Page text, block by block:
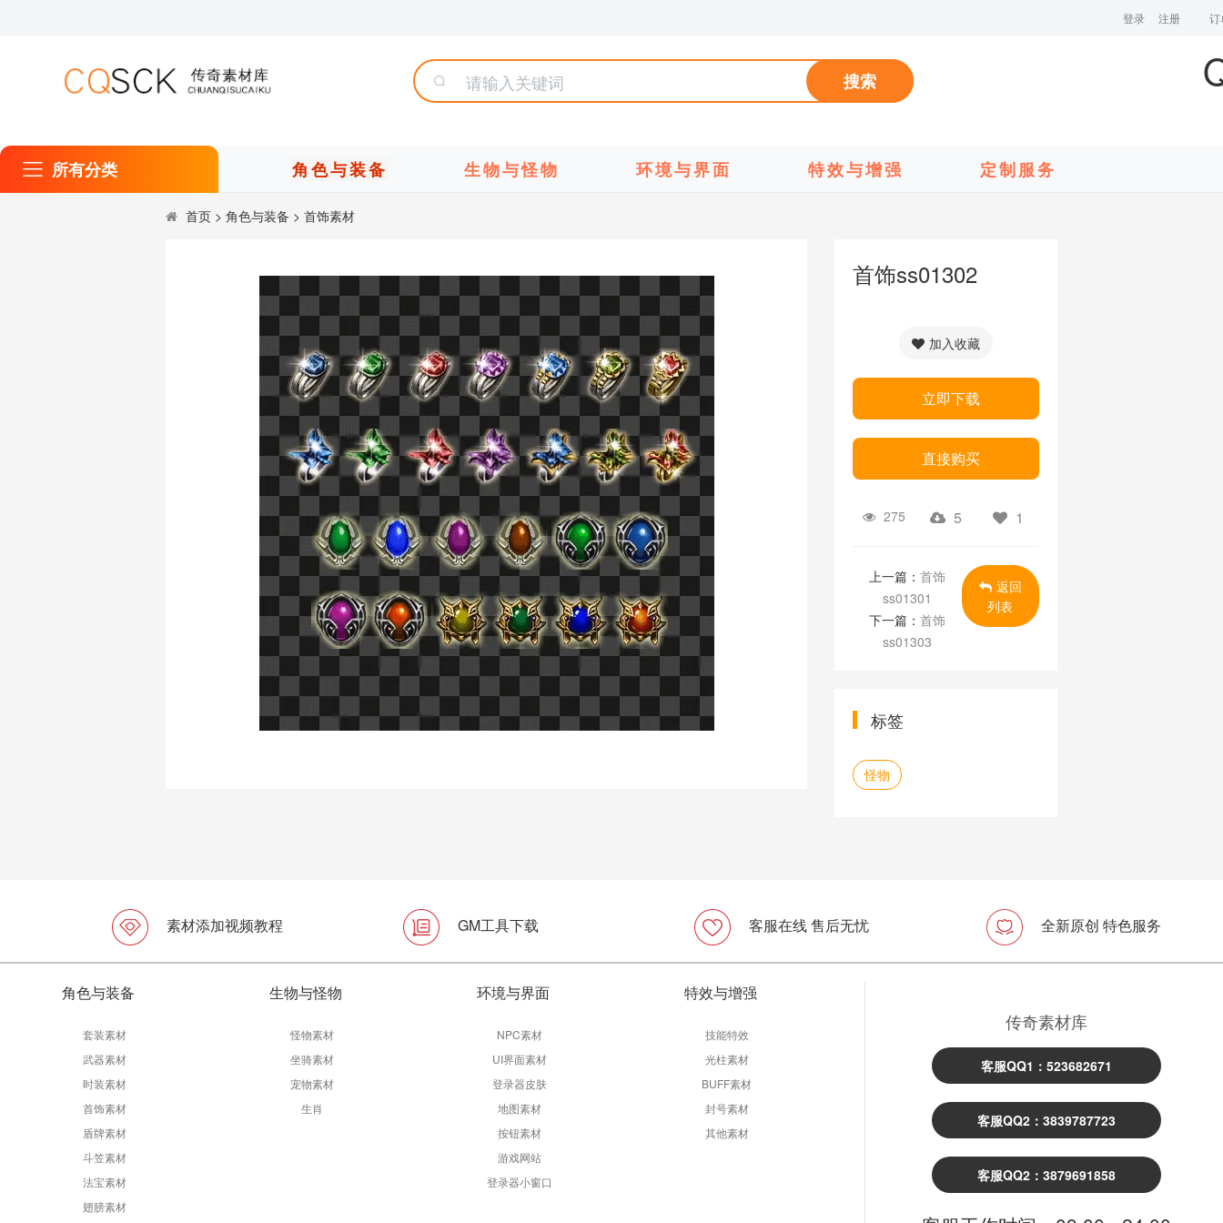
登录 注册 订
搜索
所有分类 角色与装备 生物与怪物 环境与界面 特效与增强 定制服务
首页 > 角色与装备 > 首饰素材
首饰ss01302
加入收藏
立即下载
直接购买
275 5 1
上一篇： 首饰
ss01301
下一篇： 首饰
ss01303
返回
列表
标签
怪物
素材添加视频教程 GM工具下载 客服在线 售后无忧 全新原创 特色服务
角色与装备
套装素材
武器素材
时装素材
首饰素材
盾牌素材
斗笠素材
法宝素材
翅膀素材
生物与怪物
怪物素材
坐骑素材
宠物素材
生肖
环境与界面
NPC素材
UI界面素材
登录器皮肤
地图素材
按钮素材
游戏网站
登录器小窗口
特效与增强
技能特效
光柱素材
BUFF素材
封号素材
其他素材
传奇素材库
客服QQ1：523682671
客服QQ2：3839787723
客服QQ2：3879691858